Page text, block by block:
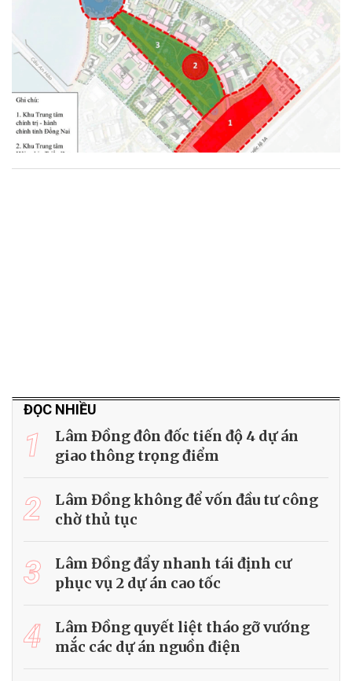
ĐỌC NHIỀU
1
Lâm Đồng đôn đốc tiến độ 4 dự án
giao thông trọng điểm
2
Lâm Đồng không để vốn đầu tư công
chờ thủ tục
3
Lâm Đồng đẩy nhanh tái định cư
phục vụ 2 dự án cao tốc
4
Lâm Đồng quyết liệt tháo gỡ vướng
mắc các dự án nguồn điện